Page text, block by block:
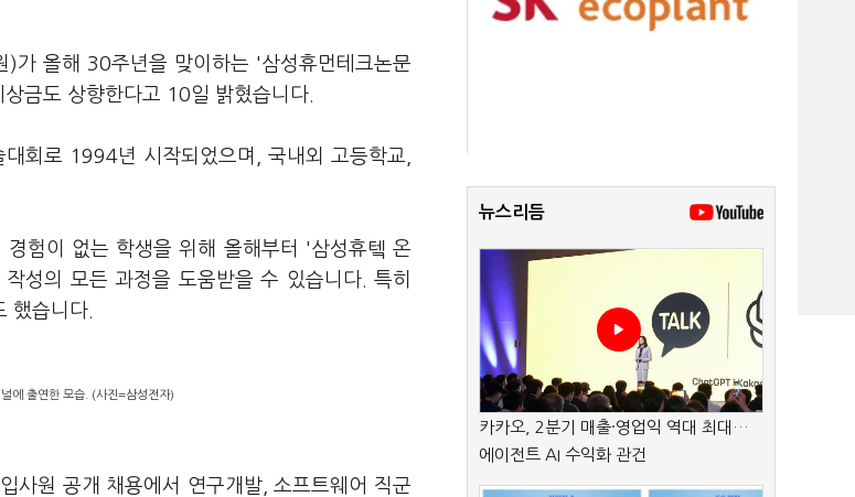
)가 올해 30주년을 맞이하는 '삼성휴먼테크논문
금도 상향한다고 10일 밝혔습니다.
회로 1994년 시작되었으며, 국내외 고등학교,
험이 없는 학생을 위해 올해부터 '삼성휴텤 온
성의 모든 과정을 도움받을 수 있습니다. 특히
했습니다.
에 출연한 모습. (사진=삼성전자)
사원 공개 채용에서 연구개발, 소프트웨어 직군
뉴스리듬
카카오, 2분기 매출·영업익 역대 최대…
에이전트 AI 수익화 관건